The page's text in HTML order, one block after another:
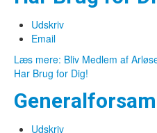
Udskriv
Email
Læs mere: Bliv Medlem af
Har Brug for Dig!
Udskriv